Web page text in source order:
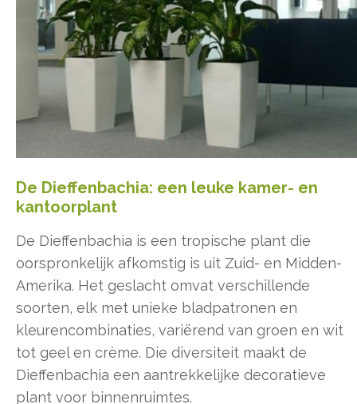
De Dieffenbachia: een leuke kamer- en
kantoorplant
De Dieffenbachia is een tropische plant die
oorspronkelijk afkomstig is uit Zuid- en Midden-
Amerika. Het geslacht omvat verschillende
soorten, elk met unieke bladpatronen en
kleurencombinaties, variërend van groen en wit
tot geel en crème. Die diversiteit maakt de
Dieffenbachia een aantrekkelijke decoratieve
plant voor binnenruimtes.